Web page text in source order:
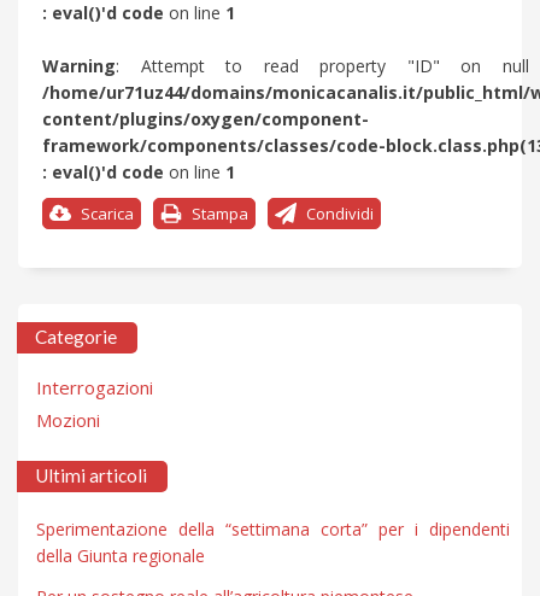
: eval()'d code on line 1
Warning: Attempt to read property "ID" on
/home/ur71uz44/domains/monicacanalis.it/public_html/
content/plugins/oxygen/component-
framework/components/classes/code-
: eval()'d code on line 1
Scarica Stampa Condividi
Categorie
Interrogazioni
Mozioni
Ultimi articoli
Sperimentazione della “settimana corta” per i dipendenti
della Giunta regionale